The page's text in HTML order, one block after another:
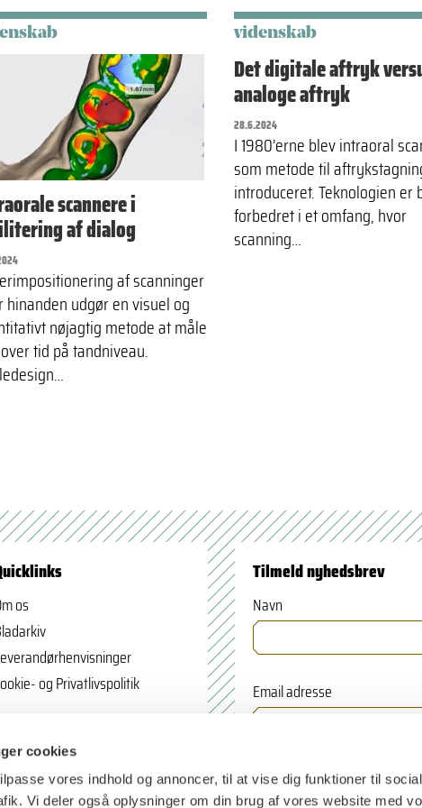
cookies
vores indhold og annoncer, til at vise dig funktioner til
Vi deler også oplysninger om din brug af vores website med
scannere i
af dialog
af scanninger
hinanden udgør en visuel og
nøjagtig metode at måle
tid på tandniveau.
videnskab
Det digitale aftryk
analoge aftryk
28.6.2024
I 1980’erne blev intraoral
som metode til
introduceret. Teknologien er
forbedret i et omfang, hvor
scanning…
os
og Privatlivspolitik
Tilmeld nyhedsbrev
Navn
Email adresse